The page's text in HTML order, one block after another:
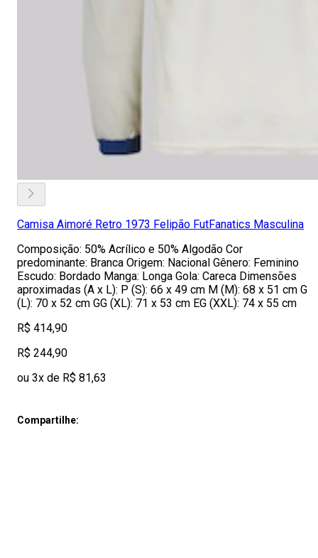
Camisa Aimoré Retro 1973 Felipão FutFanatics Masculina
Composição: 50% Acrílico e 50% Algodão Cor
predominante: Branca Origem: Nacional Gênero: Feminino
Escudo: Bordado Manga: Longa Gola: Careca Dimensões
aproximadas (A x L): P (S): 66 x 49 cm M (M): 68 x 51 cm G
(L): 70 x 52 cm GG (XL): 71 x 53 cm EG (XXL): 74 x 55 cm
R$ 414,90
R$ 244,90
ou 3x de R$ 81,63
Compartilhe: